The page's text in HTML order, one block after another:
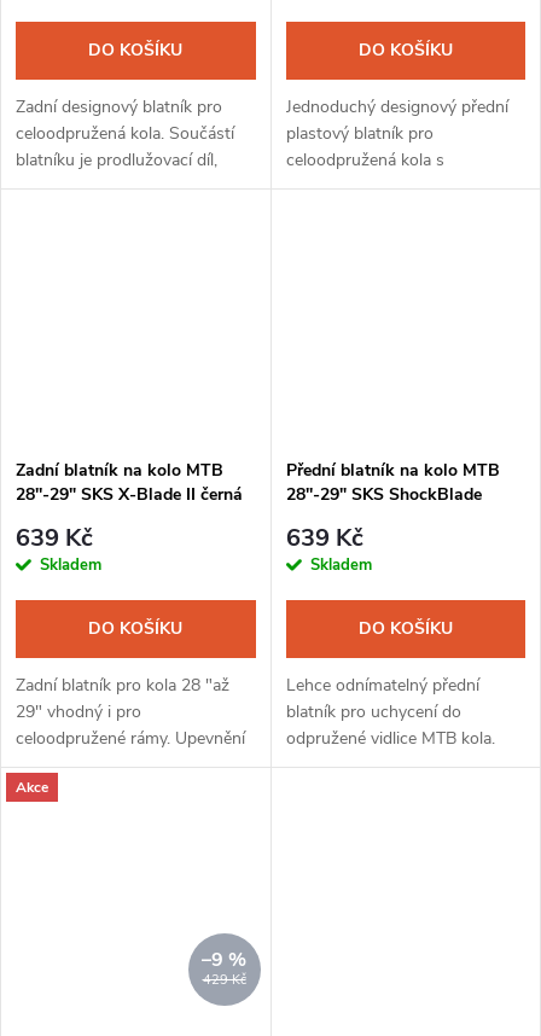
DO KOŠÍKU
Zadní designový blatník pro
celoodpružená kola. Součástí
blatníku je prodlužovací díl,
který chrání střed, přesmyk a
DO KOŠÍKU
Jednoduchý designový přední
plastový blatník pro
celoodpružená kola s
uchycením na můstek vidlice,
Zadní blatník na kolo MTB
28''-29" SKS X-Blade II černá
639 Kč
Skladem
DO KOŠÍKU
Zadní blatník pro kola 28 "až
29" vhodný i pro
celoodpružené rámy. Upevnění
na sedlovku je jednoduché a
rychlé. Zadní část blatníku je
Přední blatník na kolo MTB
28''-29" SKS ShockBlade
639 Kč
Skladem
DO KOŠÍKU
Lehce odnímatelný přední
blatník pro uchycení do
odpružené vidlice MTB kola.
Konec blatníku je rozšířený a je
Akce
429 Kč
–9 %